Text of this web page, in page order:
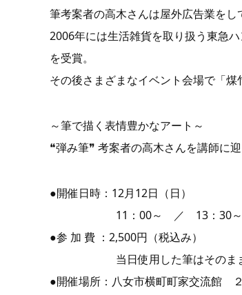
筆考案者の高木さんは屋外広告業をし
2006年には生活雑貨を取り扱う東急
を受賞。
その後さまざまなイベント会場で「煤
～筆で描く表情豊かなアート～
❝弾み筆❞ 考案者の高木さんを講師に
●開催日時：12月12日（日）
11：00～ ／ 13：30～
●参 加 費 ：2,500円（税込み）
当日使用した筆はそのままお
●開催場所：八女市横町町家交流館